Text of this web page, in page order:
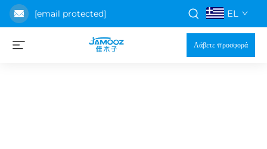
[email protected] EL
Λάβετε προσφορά